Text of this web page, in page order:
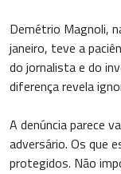
Demétrio Magnoli,
janeiro, teve a
do jornalista e do
diferença revela
A denúncia parece
adversário. Os que
protegidos. Não